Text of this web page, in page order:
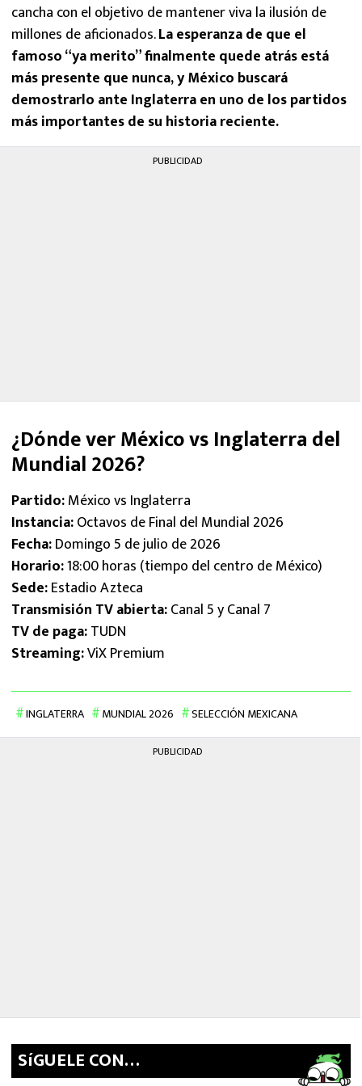
cancha con el objetivo de mantener viva la ilusión de
millones de aficionados.La esperanza de que el
famoso “ya merito” finalmente quede atrás está
más presente que nunca, y México buscará
demostrarlo ante Inglaterra en uno de los partidos
más importantes de su historia reciente.
PUBLICIDAD
¿Dónde ver México vs Inglaterra del
Mundial 2026?
Partido:México vs Inglaterra
Instancia:Octavos de Final del Mundial 2026
Fecha:Domingo 5 de julio de 2026
Horario:18:00 horas (tiempo del centro de México)
Sede:Estadio Azteca
Transmisión TV abierta:Canal 5 y Canal 7
TV de paga:TUDN
Streaming:ViX Premium
INGLATERRA MUNDIAL 2026 SELECCIÓN MEXICANA
PUBLICIDAD
SíGUELE CON…